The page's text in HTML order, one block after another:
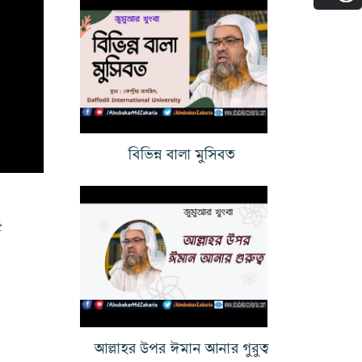
বিভিন্ন বালা মুসিবত
আল্লাহর উপর ঈমান আনার গুরুত্ব